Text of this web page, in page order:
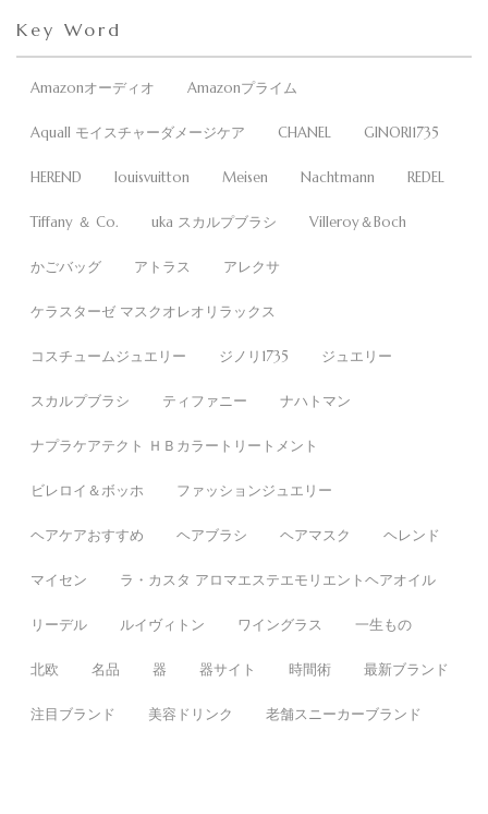
Key Word
Amazonオーディオ Amazonプライム
Aquall モイスチャーダメージケア CHANEL GINORI1735
HEREND louisvuitton Meisen Nachtmann REDEL
Tiffany ＆ Co. uka スカルプブラシ Villeroy＆Boch
かごバッグ アトラス アレクサ
ケラスターゼ マスクオレオリラックス
コスチュームジュエリー ジノリ1735 ジュエリー
スカルプブラシ ティファニー ナハトマン
ナプラケアテクト ＨＢカラートリートメント
ビレロイ＆ボッホ ファッションジュエリー
ヘアケアおすすめ ヘアブラシ ヘアマスク ヘレンド
マイセン ラ・カスタ アロマエステエモリエントヘアオイル
リーデル ルイヴィトン ワイングラス 一生もの
北欧 名品 器 器サイト 時間術 最新ブランド
注目ブランド 美容ドリンク 老舗スニーカーブランド